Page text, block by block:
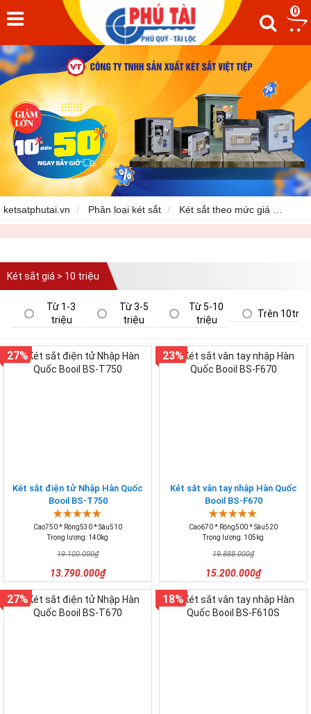
0
ketsatphutai.vn Phân loại két sắt Két sắt theo mức giá
Két sắt giá > 10 triệu
Từ 1-3
triệu
Từ 3-5
triệu
Từ 5-10
triệu
Trên 10tr
Két sắt điện tử Nhập Hàn Quốc
Booil BS-T750
Cao750 * Rộng530 * Sâu510
Trọng lượng: 140kg
19.100.000₫
13.790.000₫
27%
Két sắt vân tay nhập Hàn Quốc
Booil BS-F670
Cao670 * Rộng500 * Sâu520
Trọng lượng: 105kg
19.888.000₫
15.200.000₫
23%
27% 18%